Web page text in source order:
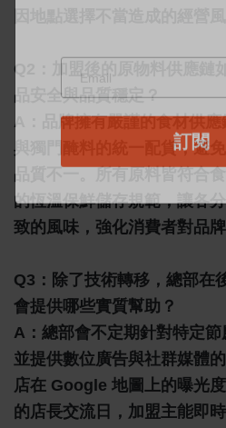
Q2：加盟後的原物料供應鏈
品安全與品質穩定？
A：
品牌擁有嚴謹的食材供
與獨門醃料的統一配貨，避
品質不一。所有原料皆符合
的恆溫保鮮儲存規範，讓各
致的風味，強化消費者對品牌
Q3：除了技術轉移，總部在
會提供哪些實質幫助？
A： 總部會不定期針對特定節
並提供數位廣告與社群媒體
店在 Google 地圖上的曝光
的店長交流日，加盟主能即